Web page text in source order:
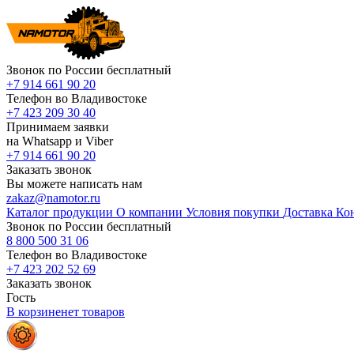
Звонок по России бесплатный
+7 914 661 90 20
Телефон во Владивостоке
+7 423 209 30 40
Принимаем заявки
на Whatsapp и Viber
+7 914 661 90 20
Заказать звонок
Вы можете написать нам
zakaz@namotor.ru
Каталог продукции О компании Условия покупки Доставка
Звонок по России бесплатный
8 800 500 31 06
Телефон во Владивостоке
+7 423 202 52 69
Заказать звонок
Гость
В корзиненет товаров